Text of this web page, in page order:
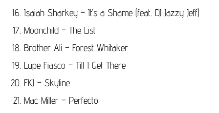
Isaiah Sharkey – It’s a Shame (feat. DJ Jazzy Jeff)
Moonchild – The List
Brother Ali – Forest Whitaker
Lupe Fiasco – Till I Get There
FKJ – Skyline
Mac Miller – Perfecto